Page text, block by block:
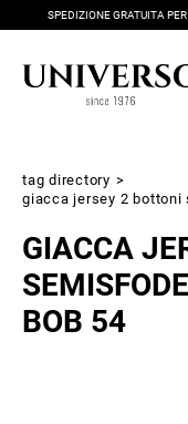
SPEDIZIONE GRATUITA
tag directory >
giacca jersey 2 bottoni
GIACCA
BOB 54